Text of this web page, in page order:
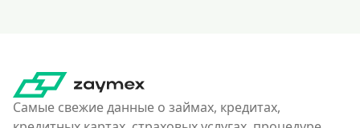
250000 руб
300000 руб
Самые свежие данные о займах, кредитах,